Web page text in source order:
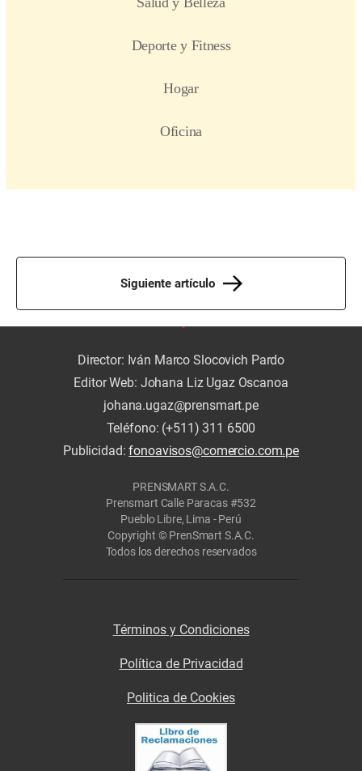
Siguiente artículo
Director: Iván Marco Slocovich Pardo
Editor Web: Johana Liz Ugaz Oscanoa
johana.ugaz@prensmart.pe
Teléfono: (+511) 311 6500
Publicidad:fonoavisos@comercio.com.pe
PRENSMART S.A.C.
Prensmart Calle Paracas #532
Pueblo Libre, Lima - Perú
Copyright © PrenSmart S.A.C.
Todos los derechos reservados
Términos y Condiciones
Política de Privacidad
Politica de Cookies